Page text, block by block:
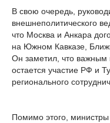
В свою очередь,
внешнеполитического
что Москва и Анкара
на Южном Кавказе,
Он заметил, что важным
остается участие РФ и
регионального
Помимо этого, министры